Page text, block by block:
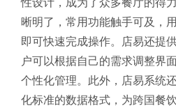
晰明了，常用功能触手可及，
即可快速完成操作。店易还提
户可以根据自己的需求调整界
个性化管理。此外，店易系统
化标准的数据格式，为跨国餐